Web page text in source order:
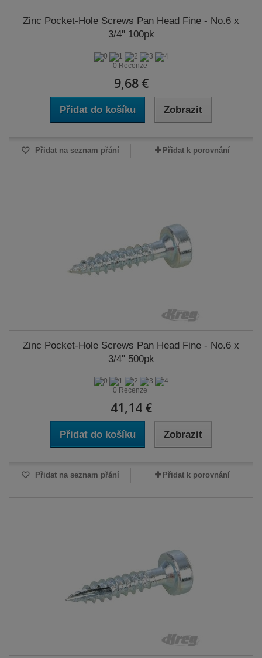
Zinc Pocket-Hole Screws Pan Head Fine - No.6 x
3/4" 100pk
0 Recenze
9,68 €
Přidat do košíku Zobrazit
Přidat na seznam přání Přidat k porovnání
Zinc Pocket-Hole Screws Pan Head Fine - No.6 x
3/4" 500pk
0 Recenze
41,14 €
Přidat do košíku Zobrazit
Přidat na seznam přání Přidat k porovnání